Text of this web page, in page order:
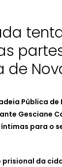
de
Pública de
Gesciane
para o
prisional da